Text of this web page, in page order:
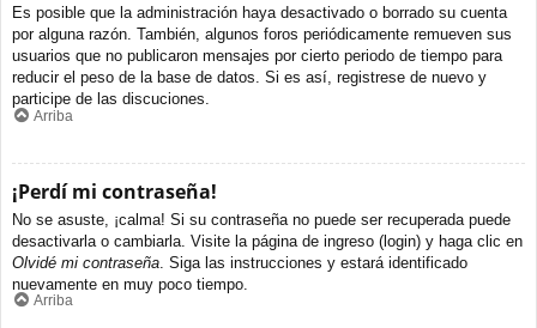
Es posible que la administración haya desactivado o borrado su cuenta
por alguna razón. También, algunos foros periódicamente remueven sus
usuarios que no publicaron mensajes por cierto periodo de tiempo para
reducir el peso de la base de datos. Si es así, registrese de nuevo y
participe de las discuciones.
Arriba
¡Perdí mi contraseña!
No se asuste, ¡calma! Si su contraseña no puede ser recuperada puede
desactivarla o cambiarla. Visite la página de ingreso (login) y haga clic en
Olvidé mi contraseña . Siga las instrucciones y estará identificado
nuevamente en muy poco tiempo.
Arriba